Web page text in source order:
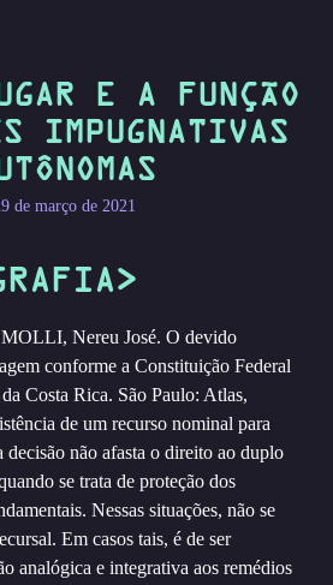
E A FUNÇÃO
IMPUGNATIVAS
de março de 2021
Nereu José. O devido
conforme a Constituição Federal
Costa Rica. São Paulo: Atlas,
de um recurso nominal para
decisão não afasta o direito ao duplo
se trata de proteção dos
Nessas situações, não se
Em casos tais, é de ser
analógica e integrativa aos remédios